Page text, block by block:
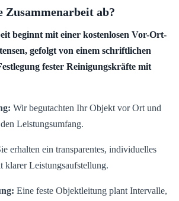
Zusammenarbeit ab?
beginnt mit einer kostenlosen Vor-Ort-
gefolgt von einem schriftlichen
fester Reinigungskräfte mit
Wir begutachten Ihr Objekt vor Ort und
Leistungsumfang.
erhalten ein transparentes, individuelles
klarer Leistungsaufstellung.
Eine feste Objektleitung plant Intervalle,